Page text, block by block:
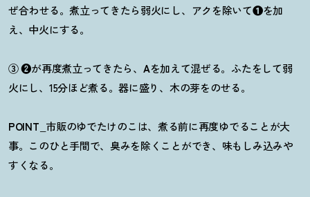
ぜ合わせる。煮立ってきたら弱火にし、アクを除いて❶を加
え、中火にする。
③❷が再度煮立ってきたら、 Aを加えて混ぜる。ふたをして弱
火にし、15分ほど煮る。器に盛り、木の芽をのせる。
POINT_ 市販のゆでたけのこは、煮る前に再度ゆでることが大
事。このひと手間で、臭みを除くことができ、味もしみ込みや
すくなる。